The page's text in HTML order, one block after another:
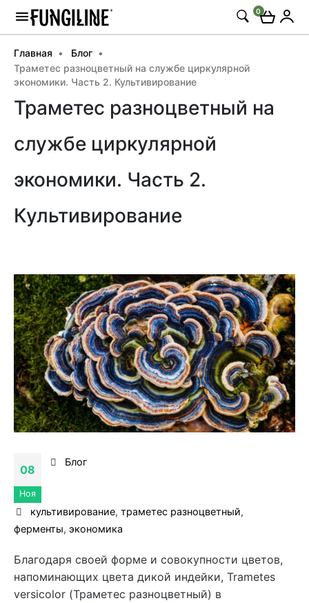
0
Главная
Блог
Траметес разноцветный на службе циркулярной
экономики. Часть 2. Культивирование
Траметес разноцветный на
службе циркулярной
экономики. Часть 2.
Культивирование
08
Ноя
Блог
культивирование,траметес разноцветный,
ферменты, экономика
Благодаря своей форме и совокупности цветов,
напоминающих цвета дикой индейки, Trametes
versicolor (Траметес разноцветный) в